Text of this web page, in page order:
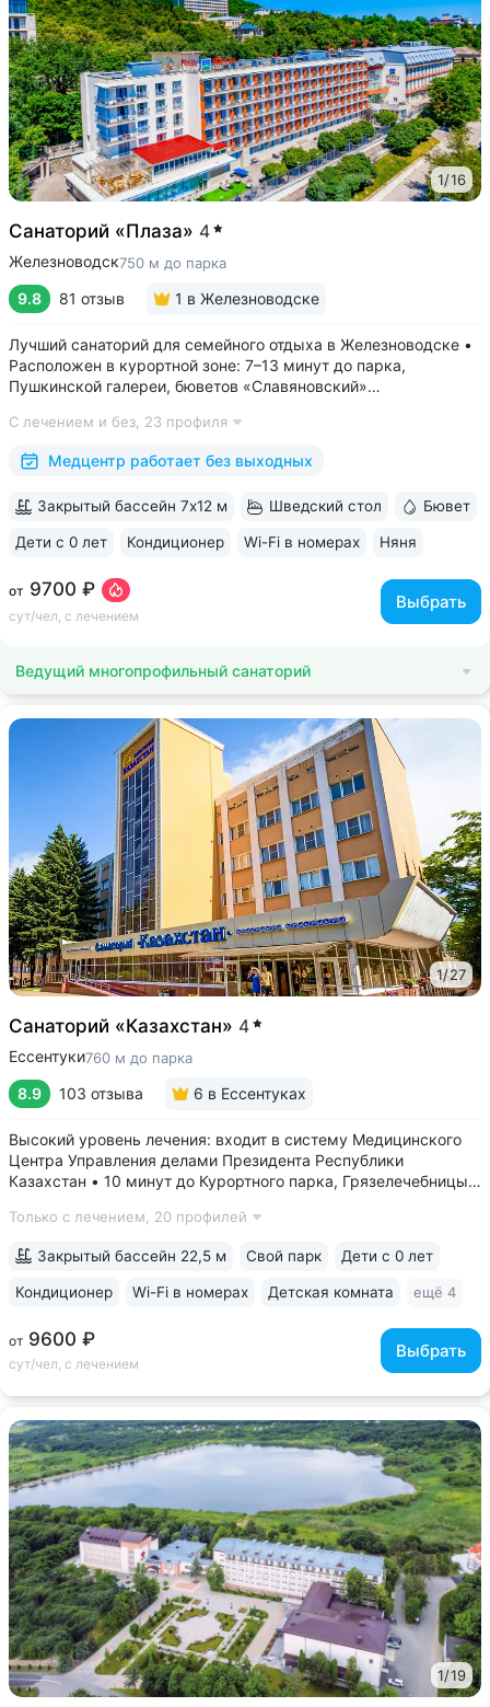
1/16
Санаторий «Плаза» 4
Железноводск750 м до парка
9.8 81 отзыв 1 в Железноводске
Лучший санаторий для семейного отдыха в Железноводске •
Расположен в курортной зоне: 7–13 минут до парка,
Пушкинской галереи, бюветов «Славяновский»
«Славяновская» • Все в одном здании: не нужно выходить
на улицу, чтобы получить лечение,...
С лечением и без, 23 профиля
Медцентр работает без выходных
от 9700 ₽
сут/чел, с лечением
Выбрать
Закрытый бассейн 7х12 м Шведский стол Бювет
Дети с 0 лет Кондиционер Wi-Fi в номерах Няня
ещё 6
Ведущий многопрофильный санаторий
1/27
Санаторий «Казахстан» 4
Ессентуки760 м до парка
8.9 103 отзыва 6 в Ессентуках
Высокий уровень лечения: входит в систему Медицинского
Центра Управления делами Президента Республики
Казахстан • 10 минут до Курортного парка, Грязелечебницы
и «Ессентуки-Новая» • Санаторий с восточным колоритом
Только с лечением, 20 профилей
от 9600 ₽
сут/чел, с лечением
Выбрать
Закрытый бассейн 22,5 м Свой парк Дети с 0 лет
Кондиционер Wi-Fi в номерах Детская комната ещё 4
1/19